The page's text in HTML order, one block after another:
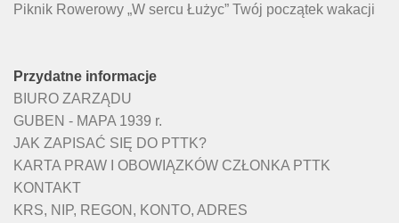
Piknik Rowerowy „W sercu Łużyc” Twój początek wakacji
Przydatne informacje
BIURO ZARZĄDU
GUBEN - MAPA 1939 r.
JAK ZAPISAĆ SIĘ DO PTTK?
KARTA PRAW I OBOWIĄZKÓW CZŁONKA PTTK
KONTAKT
KRS, NIP, REGON, KONTO, ADRES